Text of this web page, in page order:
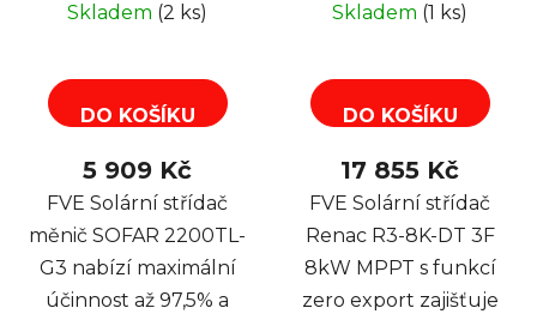
Skladem (2 ks)
DO KOŠÍKU
5 909 Kč
FVE Solární střídač
měnič SOFAR 2200TL-
G3 nabízí maximální
účinnost až 97,5% a
Skladem (1 ks)
DO KOŠÍKU
17 855 Kč
FVE Solární střídač
Renac R3-8K-DT 3F
8kW MPPT s funkcí
zero export zajišťuje